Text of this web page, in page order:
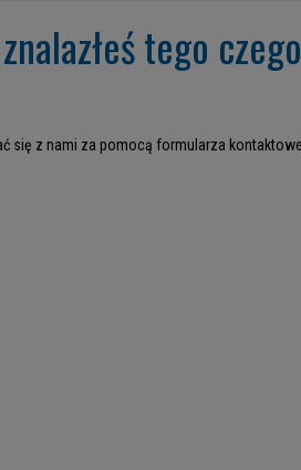
tego czego
się z nami za pomocą formularza